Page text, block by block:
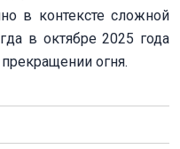
в контексте сложной
в октябре 2025 года
огня.